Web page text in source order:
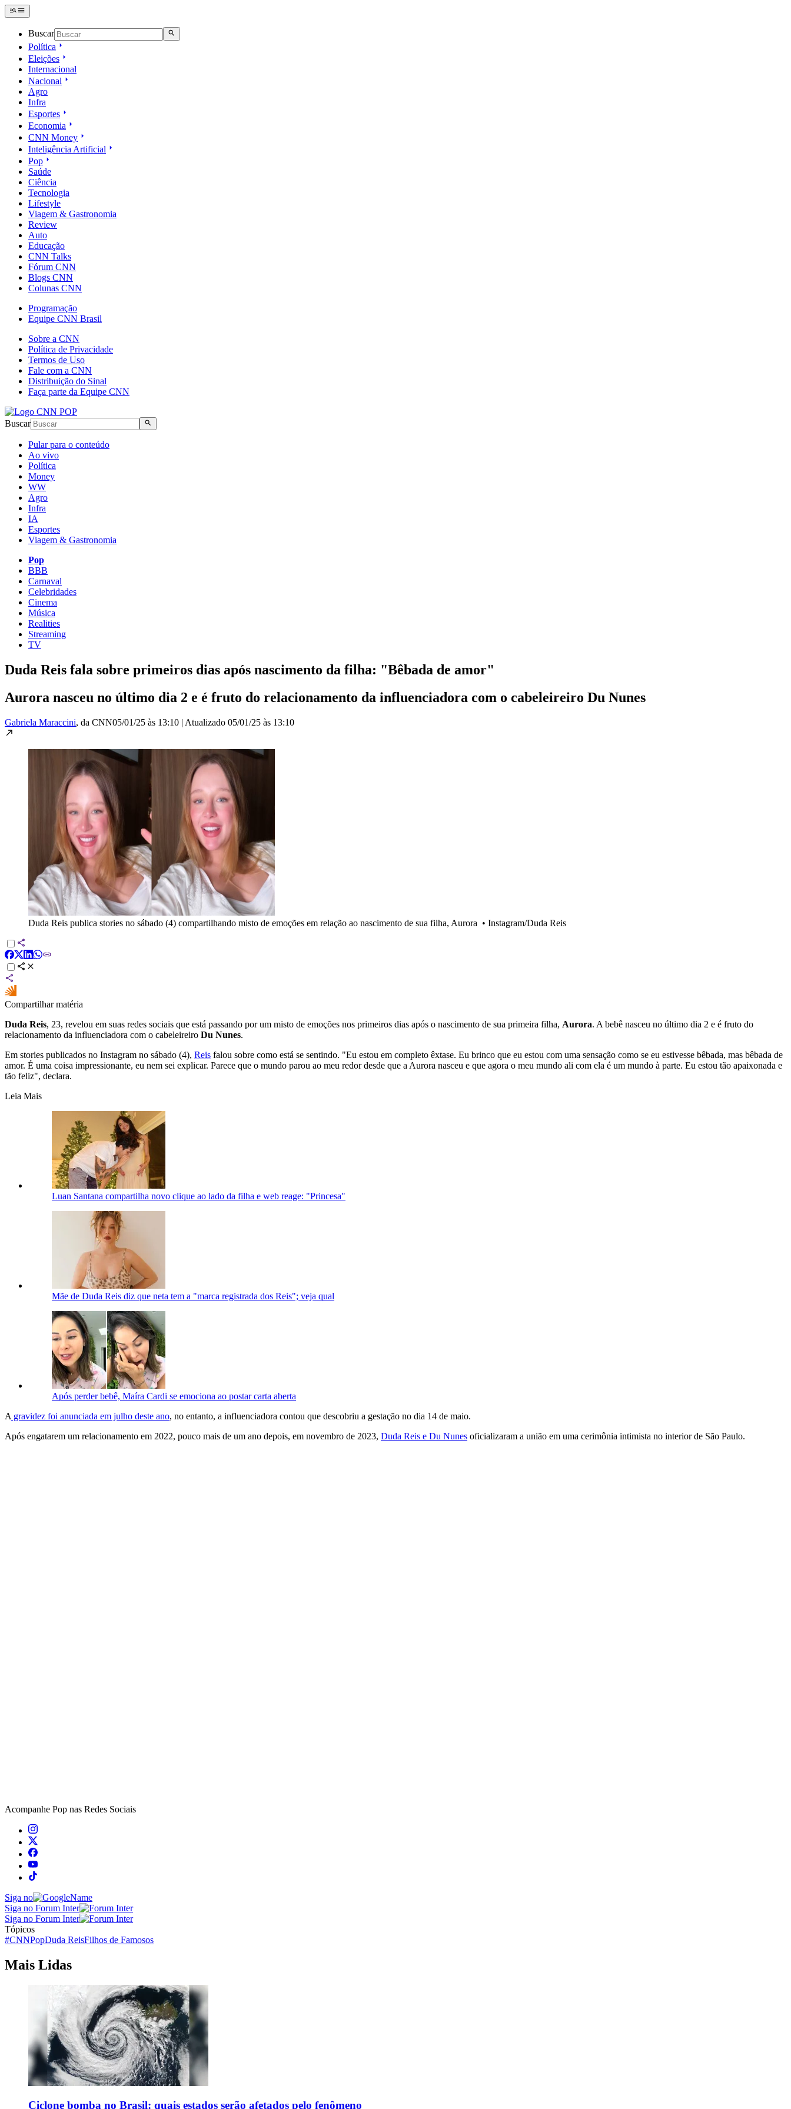
Buscar
Política
Eleições
Internacional
Nacional
Agro
Infra
Esportes
Economia
CNN Money
Inteligência Artificial
Pop
Saúde
Ciência
Tecnologia
Lifestyle
Viagem & Gastronomia
Review
Auto
Educação
CNN Talks
Fórum CNN
Blogs CNN
Colunas CNN
Programação
Equipe CNN Brasil
Sobre a CNN
Política de Privacidade
Termos de Uso
Fale com a CNN
Distribuição do Sinal
Faça parte da Equipe CNN
Buscar
Pular para o conteúdo
Ao vivo
Política
Money
WW
Agro
Infra
IA
Esportes
Viagem & Gastronomia
Pop
BBB
Carnaval
Celebridades
Cinema
Música
Realities
Streaming
TV
Duda Reis fala sobre primeiros dias após nascimento da filha: "Bêbada de amor"
Aurora nasceu no último dia 2 e é fruto do relacionamento da influenciadora com o cabeleireiro Du Nunes
Gabriela Maraccini, da CNN05/01/25 às 13:10 | Atualizado 05/01/25 às 13:10
Duda Reis publica stories no sábado (4) compartilhando misto de emoções em relação ao nascimento de sua filha, Aurora • Instagram/Duda Reis
Compartilhar matéria
Duda Reis, 23, revelou em suas redes sociais que está passando por um misto de emoções nos primeiros dias após o nascimento de sua primeira filha, Aurora. A bebê nasceu no último dia 2 e é fruto do
relacionamento da influenciadora com o cabeleireiro Du Nunes.
Em stories publicados no Instagram no sábado (4), Reis falou sobre como está se sentindo. "Eu estou em completo êxtase. Eu brinco que eu estou com uma sensação como se eu estivesse bêbada, mas bêbada de
amor. É uma coisa impressionante, eu nem sei explicar. Parece que o mundo parou ao meu redor desde que a Aurora nasceu e que agora o meu mundo ali com ela é um mundo à parte. Eu estou tão apaixonada e
tão feliz", declara.
Leia Mais
Luan Santana compartilha novo clique ao lado da filha e web reage: "Princesa"
Mãe de Duda Reis diz que neta tem a "marca registrada dos Reis"; veja qual
Após perder bebê, Maíra Cardi se emociona ao postar carta aberta
A gravidez foi anunciada em julho deste ano, no entanto, a influenciadora contou que descobriu a gestação no dia 14 de maio.
Após engatarem um relacionamento em 2022, pouco mais de um ano depois, em novembro de 2023, Duda Reis e Du Nunes oficializaram a união em uma cerimônia intimista no interior de São Paulo.
Acompanhe Pop nas Redes Sociais
Siga no
Siga no Forum Inter
Siga no Forum Inter
Tópicos
#CNNPopDuda ReisFilhos de Famosos
Mais Lidas
Ciclone bomba no Brasil: quais estados serão afetados pelo fenômeno